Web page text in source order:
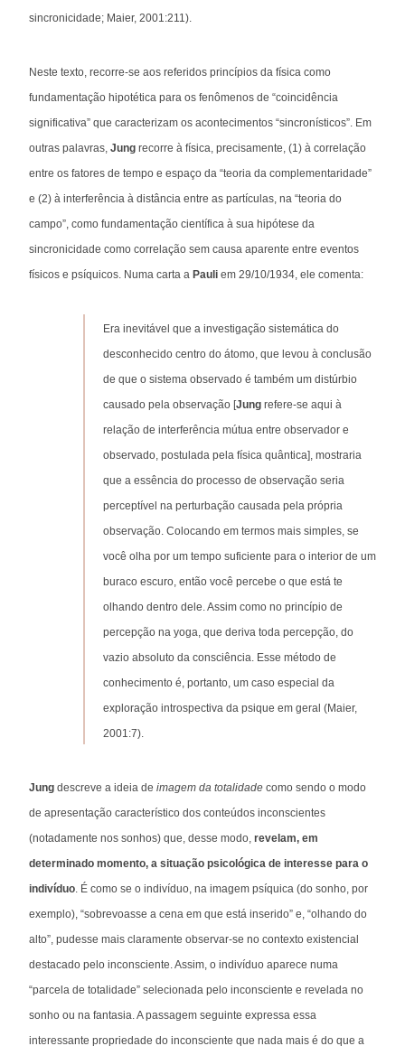
sincronicidade; Maier, 2001:211).
Neste texto, recorre-se aos referidos princípios da física como
fundamentação hipotética para os fenômenos de “coincidência
significativa” que caracterizam os acontecimentos “sincronísticos”. Em
outras palavras, Jung recorre à física, precisamente, (1) à correlação
entre os fatores de tempo e espaço da “teoria da complementaridade”
e (2) à interferência à distância entre as partículas, na “teoria do
campo”, como fundamentação científica à sua hipótese da
sincronicidade como correlação sem causa aparente entre eventos
físicos e psíquicos. Numa carta a Pauli em 29/10/1934, ele comenta:
Era inevitável que a investigação sistemática do
desconhecido centro do átomo, que levou à conclusão
de que o sistema observado é também um distúrbio
causado pela observação [Jung refere-se aqui à
relação de interferência mútua entre observador e
observado, postulada pela física quântica], mostraria
que a essência do processo de observação seria
perceptível na perturbação causada pela própria
observação. Colocando em termos mais simples, se
você olha por um tempo suficiente para o interior de um
buraco escuro, então você percebe o que está te
olhando dentro dele. Assim como no princípio de
percepção na yoga, que deriva toda percepção, do
vazio absoluto da consciência. Esse método de
conhecimento é, portanto, um caso especial da
exploração introspectiva da psique em geral (Maier,
2001:7).
Jung descreve a ideia de imagem da totalidade como sendo o modo
de apresentação característico dos conteúdos inconscientes
(notadamente nos sonhos) que, desse modo, revelam, em
determinado momento, a situação psicológica de interesse para o
indivíduo. É como se o indivíduo, na imagem psíquica (do sonho, por
exemplo), “sobrevoasse a cena em que está inserido” e, “olhando do
alto”, pudesse mais claramente observar-se no contexto existencial
destacado pelo inconsciente. Assim, o indivíduo aparece numa
“parcela de totalidade” selecionada pelo inconsciente e revelada no
sonho ou na fantasia. A passagem seguinte expressa essa
interessante propriedade do inconsciente que nada mais é do que a